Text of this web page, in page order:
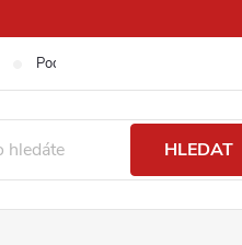
Podmínky ochrany osobních údajů
HLEDAT